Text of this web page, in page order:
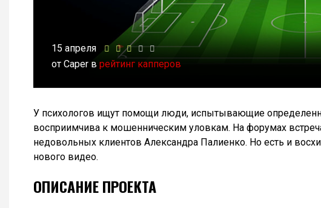
15 апреля
от Caper в рейтинг капперов
У психологов ищут помощи люди, испытывающие
восприимчива к мошенническим уловкам. На форумах
недовольных клиентов Александра Палиенко. Но есть и
нового видео.
ОПИСАНИЕ ПРОЕКТА